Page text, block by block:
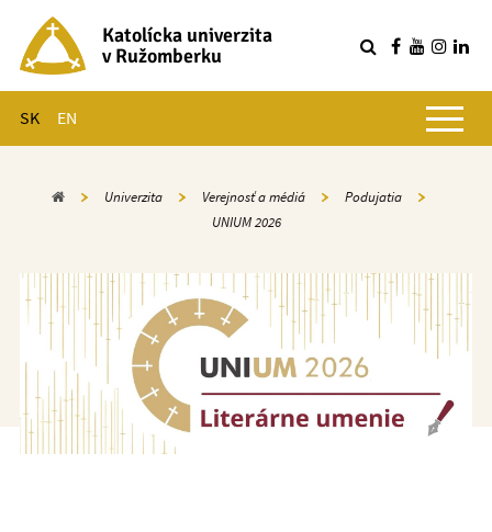
Katolícka univerzita
v Ružomberku
SK EN
Hlavné menu
Domov Univerzita Verejnosť a médiá
Podujatia
UNIUM 2026